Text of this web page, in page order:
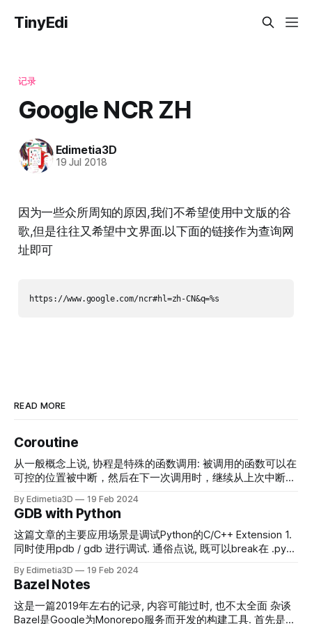
TinyEdi
记录
Google NCR ZH
Edimetia3D
19 Jul 2018
因为一些众所周知的原因,我们不希望使用中文版的谷
歌,但是往往又希望中文界面.以下面的链接作为查询网
址即可
READ MORE
Coroutine
从一般概念上说, 协程是特殊的函数调用: 被调用的函数可以在
可控的位置被中断，然后在下一次调用时，继续从上次中断的
我唯一熟悉的一种协程实现. Classic Coroutine 下面的python
代码很好的说明了协程的核心功能 def co_routine(): recv0 =
yield 996 # hangs here after first coro.send assert recv0
== "Second" yield 711 # hangs here after second coro.send
coroutine object value = coro.send(None)
By Edimetia3D 19 Feb 2024
GDB with Python
这篇文章的主要应用场景是调试Python的C/C++ Extension 1.
同时使用pdb / gdb 进行调试. 通俗点说, 既可以break在 .py
规的调试信息, 还可以获得python VM 的调试信息, 例如获得
python的调用栈, 访问Python局部变量等. 这将会在调试
exception时(如Segmentfalut)非常有用, 这种场景下, 定位
Python VM 正运行到哪一行代码往往可以提供一些直观的重要
By Edimetia3D 19 Feb 2024
Bazel Notes
这是一篇2019年左右的记录, 内容可能过时, 也不太全面 杂谈
Bazel是Google为Monorepo服务而开发的构建工具. 首先是巨